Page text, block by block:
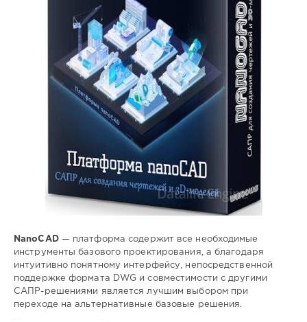
платформа,
проектирование
NanoCAD— платформа содержит все необходимые
инструменты базового проектирования, а благодаря
интуитивно понятному интерфейсу, непосредственной
поддержке формата DWG и совместимости с другими
САПР-решениями является лучшим выбором при
переходе на альтернативные базовые решения.